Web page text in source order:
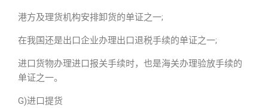
港方及理货机构安排卸货的单证之一;
在我国还是出口企业办理出口退税手续的单证之一;
进口货物办理进口报关手续时，也是海关办理验放手续的
单证之一。
G)进口提货